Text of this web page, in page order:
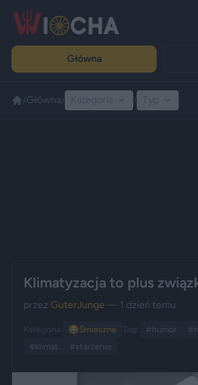
Główna
Główna
Klimatyzacja to plus
przez GuterJunge — 1 dzień temu
Kategoria: 😂Śmieszne Tagi: #humor
#klimat
#starzenie